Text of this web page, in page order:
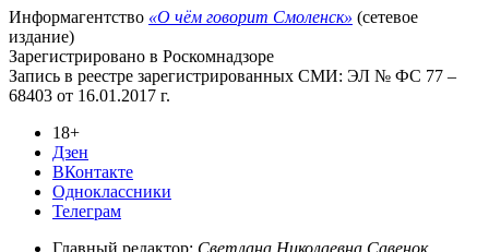
Информагентство «О чём говорит Смоленск» (сетевое
издание)
Зарегистрировано в Роскомнадзоре
Запись в реестре зарегистрированных СМИ: ЭЛ № ФС 77 –
68403 от 16.01.2017 г.
18+
Дзен
ВКонтакте
Одноклассники
Телеграм
Главный редактор: Светлана Николаевна Савенок